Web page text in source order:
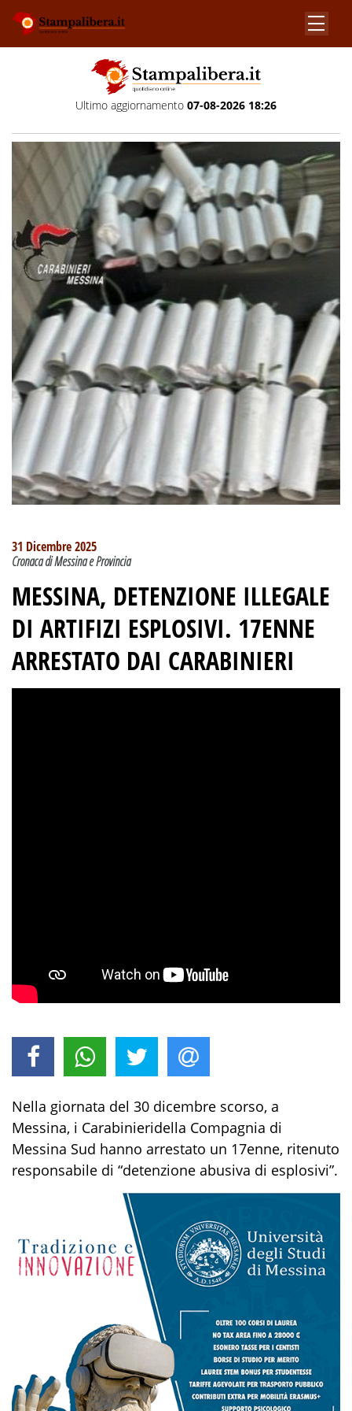
Ultimo aggiornamento 07-08-2026 18:26
31 Dicembre 2025
Cronaca di Messina e Provincia
MESSINA, DETENZIONE ILLEGALE
DI ARTIFIZI ESPLOSIVI. 17ENNE
ARRESTATO DAI CARABINIERI
Nella giornata del 30 dicembre scorso, a
Messina, i Carabinieridella Compagnia di
Messina Sud hanno arrestato un 17enne, ritenuto
responsabile di “detenzione abusiva di esplosivi”.